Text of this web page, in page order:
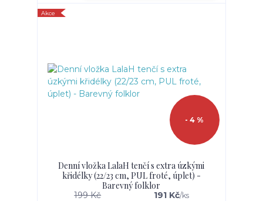
Akce
- 4 %
Denní vložka LalaH tenčí s extra úzkými
křidélky (22/23 cm, PUL froté, úplet) -
Barevný folklor
199 Kč 191 Kč/ks